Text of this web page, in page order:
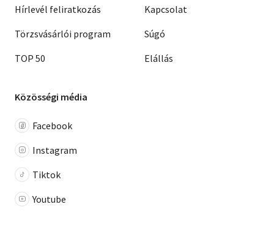
Hírlevél feliratkozás
Törzsvásárlói program
TOP 50
Kapcsolat
Súgó
Elállás
Közösségi média
Facebook
Instagram
Tiktok
Youtube